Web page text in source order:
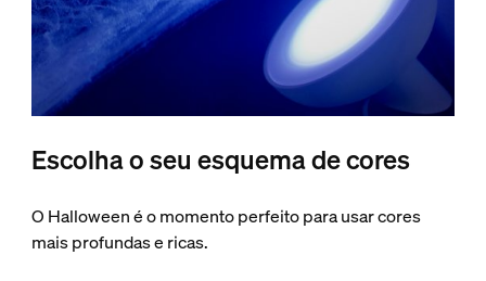
Escolha o seu esquema de cores
O Halloween é o momento perfeito para usar cores
mais profundas e ricas.